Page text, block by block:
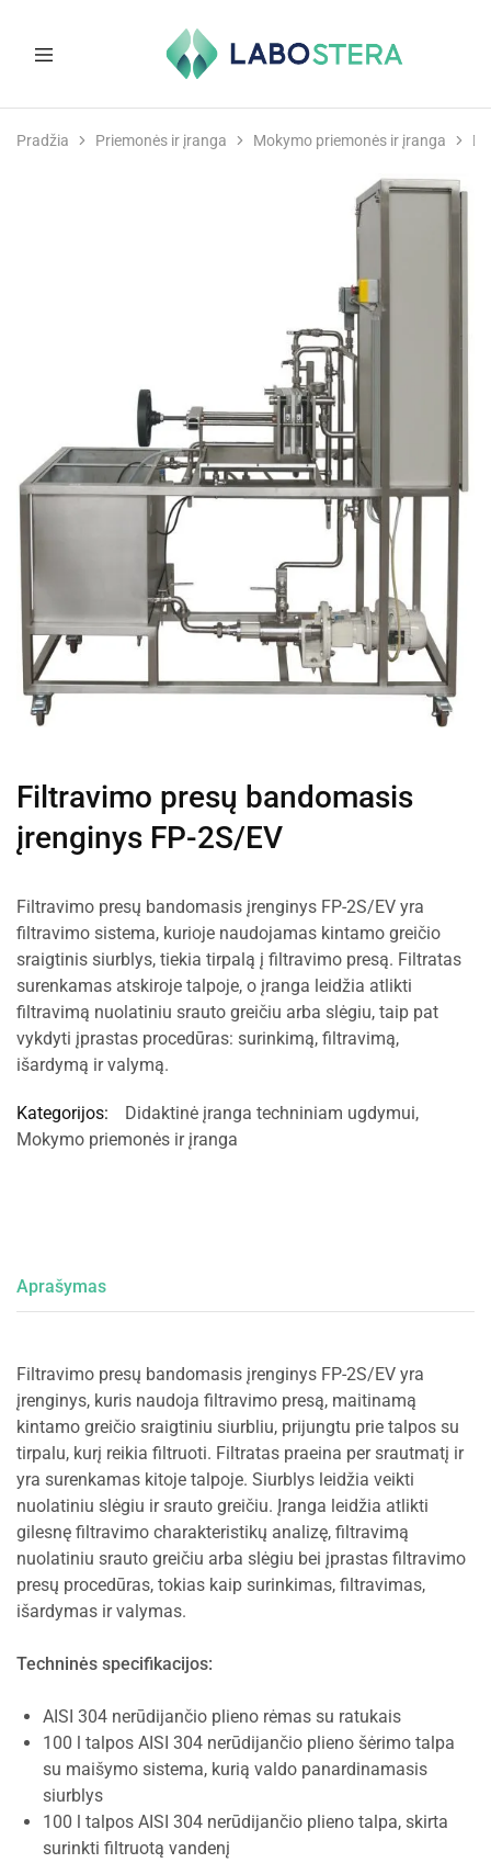
ir
Pradžia Priemonės ir įranga Mokymo priemonės ir įranga
Filtravimo presų bandomasis
įrenginys FP-2S/EV
Filtravimo presų bandomasis įrenginys FP-2S/EV yra
filtravimo sistema, kurioje naudojamas kintamo greičio
sraigtinis siurblys, tiekia tirpalą į filtravimo presą. Filtratas
surenkamas atskiroje talpoje, o įranga leidžia atlikti
filtravimą nuolatiniu srauto greičiu arba slėgiu, taip pat
vykdyti įprastas procedūras: surinkimą, filtravimą,
išardymą ir valymą.
Kategorijos: Didaktinė įranga techniniam ugdymui,
Mokymo priemonės ir įranga
Aprašymas
Filtravimo presų bandomasis įrenginys FP-2S/EV yra
įrenginys, kuris naudoja filtravimo presą, maitinamą
kintamo greičio sraigtiniu siurbliu, prijungtu prie talpos su
tirpalu, kurį reikia filtruoti. Filtratas praeina per srautmatį ir
yra surenkamas kitoje talpoje. Siurblys leidžia veikti
nuolatiniu slėgiu ir srauto greičiu. Įranga leidžia atlikti
gilesnę filtravimo charakteristikų analizę, filtravimą
nuolatiniu srauto greičiu arba slėgiu bei įprastas filtravimo
presų procedūras, tokias kaip surinkimas, filtravimas,
išardymas ir valymas.
Techninės specifikacijos:
AISI 304 nerūdijančio plieno rėmas su ratukais
100 l talpos AISI 304 nerūdijančio plieno šėrimo talpa
su maišymo sistema, kurią valdo panardinamasis
siurblys
100 l talpos AISI 304 nerūdijančio plieno talpa, skirta
surinkti filtruotą vandenį